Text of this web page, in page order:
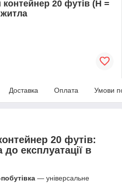
20 футів (H =
Доставка Оплата Умови
20 футів:
до експлуатації в
— універсальне